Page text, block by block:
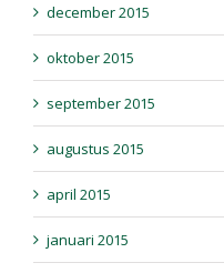
december 2015
oktober 2015
september 2015
augustus 2015
april 2015
januari 2015